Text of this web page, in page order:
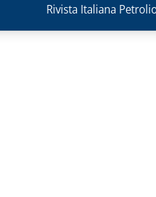
Rivista Italiana